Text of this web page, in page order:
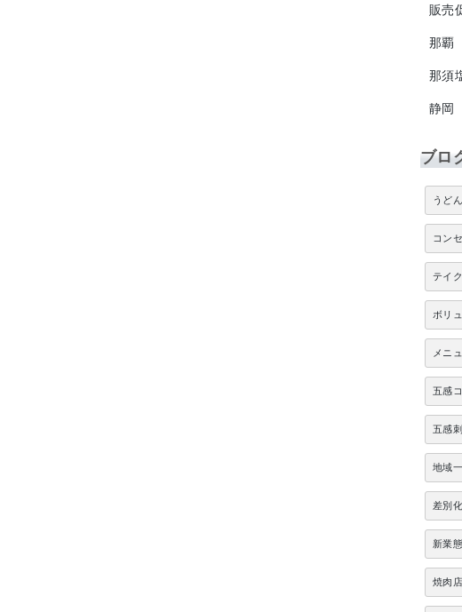
販売
那覇
那須
静岡
ブロ
うどん
コン
テイ
ボリ
メニ
五感
五感
地域
差別化
新業
焼肉